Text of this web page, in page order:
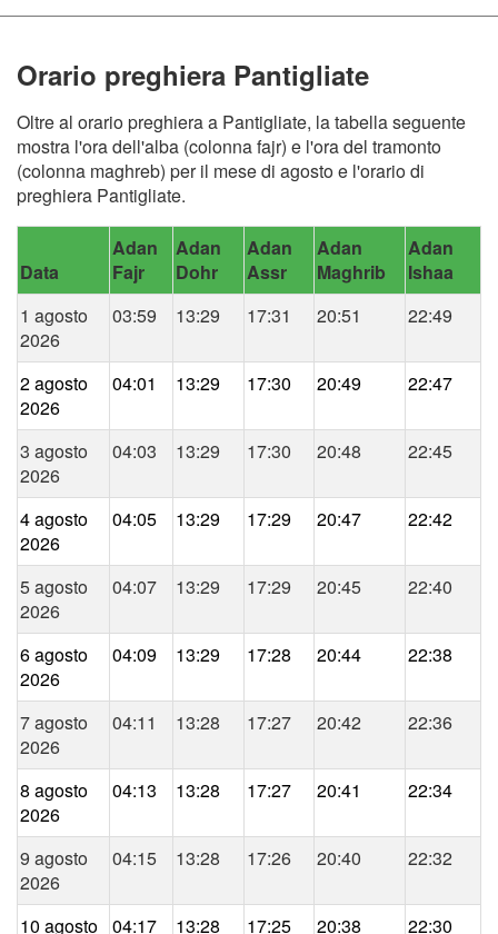
Orario preghiera Pantigliate
Oltre al orario preghiera a Pantigliate, la tabella seguente
mostra l'ora dell'alba (colonna fajr) e l'ora del tramonto
(colonna maghreb) per il mese di agosto e l'orario di
preghiera Pantigliate.
Data
Adan
Fajr
Adan
Dohr
Adan
Assr
Adan
Maghrib
Adan
Ishaa
1 agosto
2026
03:59 13:29 17:31 20:51 22:49
2 agosto
2026
04:01 13:29 17:30 20:49 22:47
3 agosto
2026
04:03 13:29 17:30 20:48 22:45
4 agosto
2026
04:05 13:29 17:29 20:47 22:42
5 agosto
2026
04:07 13:29 17:29 20:45 22:40
6 agosto
2026
04:09 13:29 17:28 20:44 22:38
7 agosto
2026
04:11 13:28 17:27 20:42 22:36
8 agosto
2026
04:13 13:28 17:27 20:41 22:34
9 agosto
2026
04:15 13:28 17:26 20:40 22:32
10 agosto 04:17 13:28 17:25 20:38 22:30